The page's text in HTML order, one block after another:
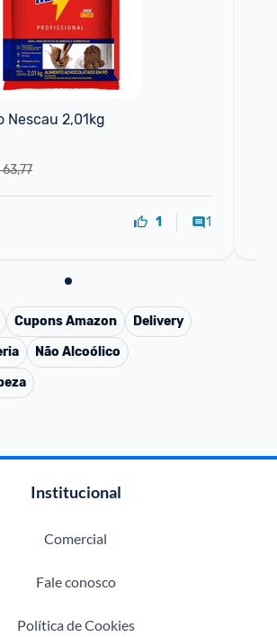
Nescau 2,01kg
1 1
CuponsAmazon
Delivery
Não Alcoólico
Institucional
Comercial
Fale conosco
Política de Cookies